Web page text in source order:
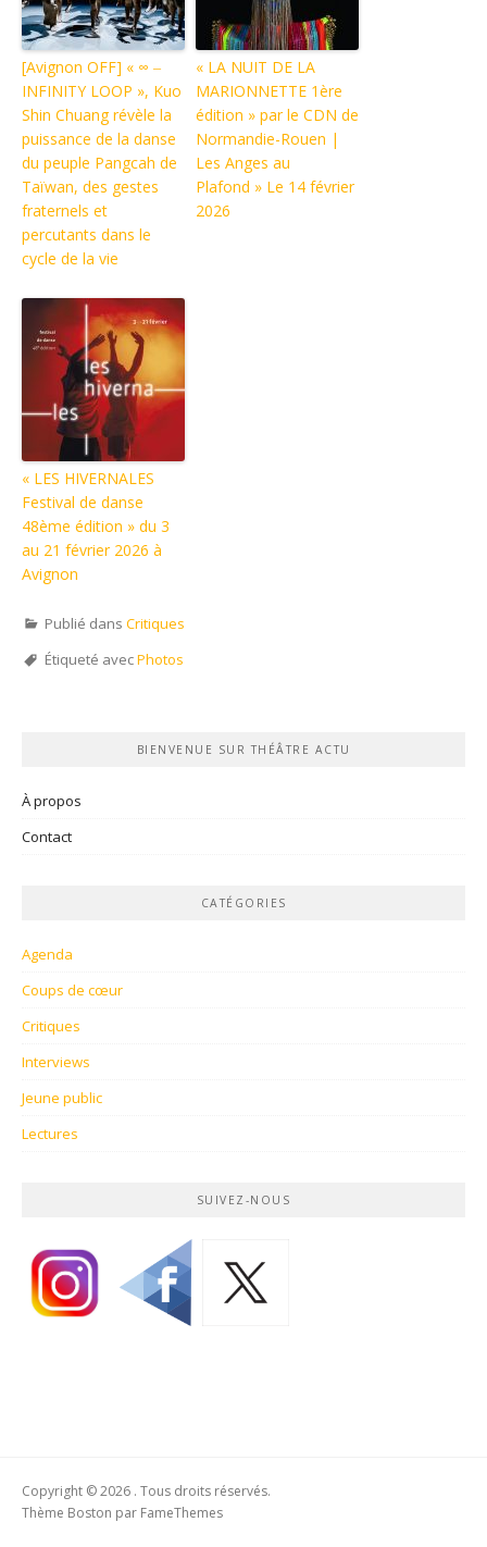
[Avignon OFF] « ∞ ‒
INFINITY LOOP », Kuo
Shin Chuang révèle la
puissance de la danse
du peuple Pangcah de
Taïwan, des gestes
fraternels et
percutants dans le
cycle de la vie
« LA NUIT DE LA
MARIONNETTE 1ère
édition » par le CDN de
Normandie-Rouen |
Les Anges au
Plafond » Le 14 février
2026
« LES HIVERNALES
Festival de danse
48ème édition » du 3
au 21 février 2026 à
Avignon
Publié dans Critiques
Étiqueté avecPhotos
BIENVENUE SUR THÉÂTRE ACTU
À propos
Contact
CATÉGORIES
Agenda
Coups de cœur
Critiques
Interviews
Jeune public
Lectures
SUIVEZ-NOUS
Copyright © 2026 . Tous droits réservés.
Thème Boston par FameThemes